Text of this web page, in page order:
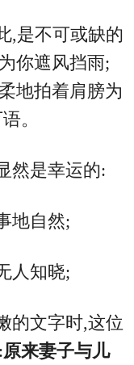
,是不可或缺的
你遮风挡雨;
地拍着肩膀为
。
然是幸运的:
地自然;
人知晓;
的文字时,这位
原来妻子与儿